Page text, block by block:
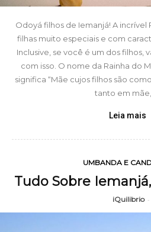
Odoyá filhos de Iemanjá! A incrível
filhas muito especiais e com
Inclusive, se você é um dos filhos,
com isso. O nome da Rainha do
significa “Mãe cujos filhos são
tanto em mãe,
Leia mais
UMBANDA E
Tudo Sobre
iQuilibrio -